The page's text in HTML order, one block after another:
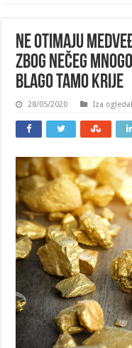
Ne otimaju
zbog nečeg
BLAGO TAMO KRIJE
28/05/2020 Iza